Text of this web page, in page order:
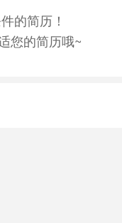
的简历！
您的简历哦~